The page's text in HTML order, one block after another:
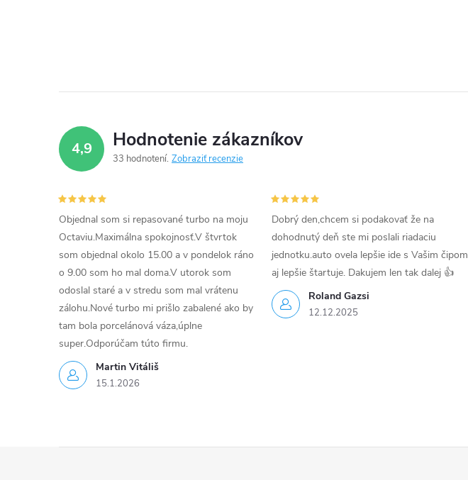
i
e
p
v
k
y
v
ý
p
i
u
4,9 Hodnotenie zákazníkov
33 hodnotení Zobraziť recenzie
Martin Vitáliš
15.1.2026
Objednal som si repasované turbo na moju
Octaviu.Maximálna spokojnosť.V štvrtok
som objednal okolo 15.00 a v pondelok ráno
o 9.00 som ho mal doma.V utorok som
odoslal staré a v stredu som mal vrátenu
zálohu.Nové turbo mi prišlo zabalené ako by
tam bola porcelánová váza,úplne
super.Odporúčam túto firmu.
Roland Gazsi
12.12.2025
Dobrý den,chcem si podakovať že na
dohodnutý deň ste mi poslali riadaciu
jednotku.auto ovela lepšie ide s Vašim čipom
aj lepšie štartuje. Dakujem len tak dalej 👍